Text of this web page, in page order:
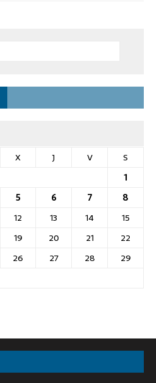
X J V
S
1
5 6 7
8
12 13 14
15
19 20 21
22
26 27 28
29